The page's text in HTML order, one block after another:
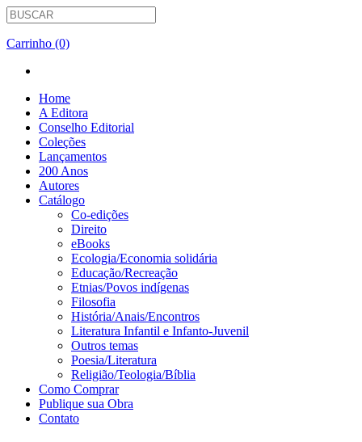
Carrinho (0)
Home
A Editora
Conselho Editorial
Coleções
Lançamentos
200 Anos
Autores
Catálogo
Co-edições
Direito
eBooks
Ecologia/Economia solidária
Educação/Recreação
Etnias/Povos indígenas
Filosofia
História/Anais/Encontros
Literatura Infantil e Infanto-Juvenil
Outros temas
Poesia/Literatura
Religião/Teologia/Bíblia
Como Comprar
Publique sua Obra
Contato